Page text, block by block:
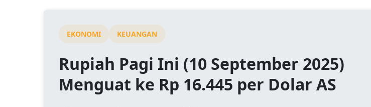
EKONOMI KEUANGAN
Rupiah Pagi Ini (10 September 2025)
Menguat ke Rp 16.445 per Dolar AS